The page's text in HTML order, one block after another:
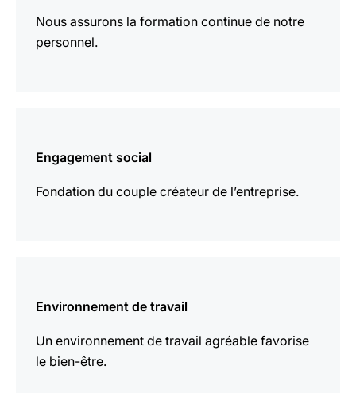
Nous assurons la formation continue de notre
personnel.
Engagement social
Fondation du couple créateur de l’entreprise.
plus
Environnement de travail
Un environnement de travail agréable favorise
le bien-être.
plus